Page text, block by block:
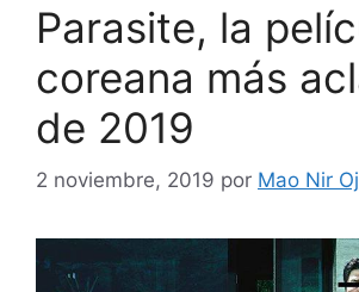
Parasite, la
coreana más
de 2019
2 noviembre, 2019 por Mao Nir